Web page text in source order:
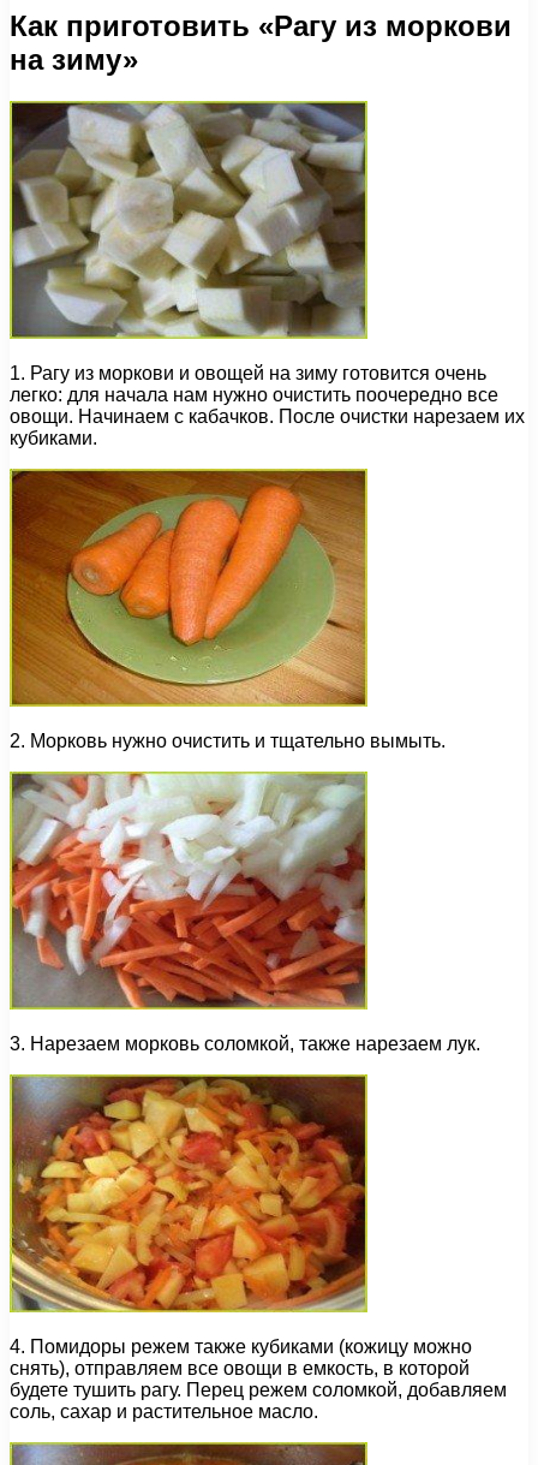
Как приготовить «Рагу из моркови
на зиму»
1. Рагу из моркови и овощей на зиму готовится очень
легко: для начала нам нужно очистить поочередно все
овощи. Начинаем с кабачков. После очистки нарезаем их
кубиками.
2. Морковь нужно очистить и тщательно вымыть.
3. Нарезаем морковь соломкой, также нарезаем лук.
4. Помидоры режем также кубиками (кожицу можно
снять), отправляем все овощи в емкость, в которой
будете тушить рагу. Перец режем соломкой, добавляем
соль, сахар и растительное масло.